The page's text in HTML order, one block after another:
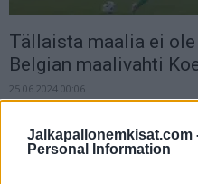
Jalkapallonemkisat.com
Personal Information
Tällaista maalia ei
Belgian maalivahti
25.06.2024 00:06